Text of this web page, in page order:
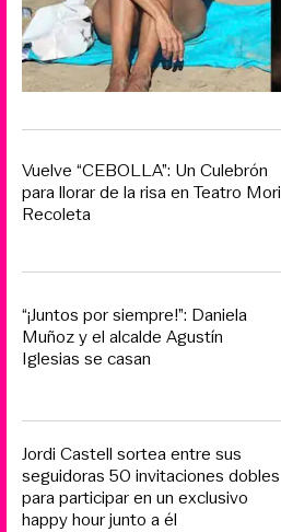
Vuelve “CEBOLLA”: Un Culebrón
para llorar de la risa en Teatro Mori
Recoleta
“¡Juntos por siempre!”: Daniela
Muñoz y el alcalde Agustín
Iglesias se casan
Jordi Castell sortea entre sus
seguidoras 50 invitaciones dobles
para participar en un exclusivo
happy hour junto a él